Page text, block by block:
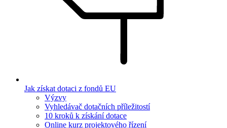
Jak získat dotaci z fondů EU
Výzvy
Vyhledávač dotačních příležitostí
10 kroků k získání dotace
Online kurz projektového řízení